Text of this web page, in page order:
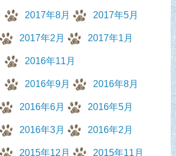
2017年8月 2017年5月
2017年2月 2017年1月
2016年11月
2016年9月 2016年8月
2016年6月 2016年5月
2016年3月 2016年2月
2015年12月 2015年11月